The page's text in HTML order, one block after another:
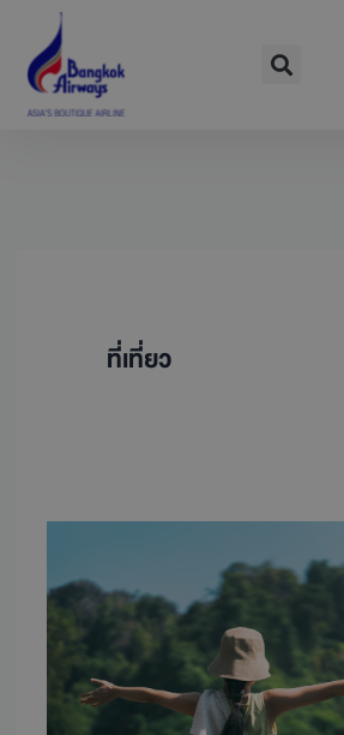
content
Search
ที่เที่ยว
สต์
ธรรม
ฟี